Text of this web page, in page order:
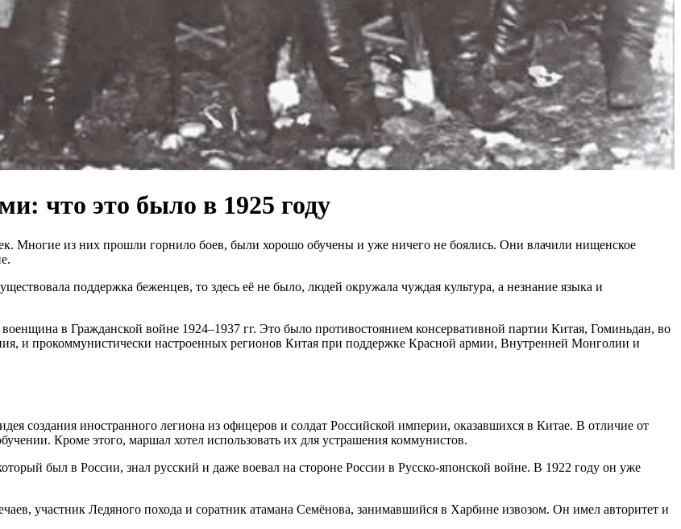
что это было в 1925 году
Многие из них прошли горнило боев, были хорошо обучены и уже ничего не боялись. Они влачили нищенское
поддержка беженцев, то здесь её не было, людей окружала чуждая культура, а незнание языка и
в Гражданской войне 1924–1937 гг. Это было противостоянием консервативной партии Китая, Гоминьдан, во
и прокоммунистически настроенных регионов Китая при поддержке Красной армии, Внутренней Монголии и
создания иностранного легиона из офицеров и солдат Российской империи, оказавшихся в Китае. В отличие от
Кроме этого, маршал хотел использовать их для устрашения коммунистов.
был в России, знал русский и даже воевал на стороне России в Русско-японской войне. В 1922 году он уже
участник Ледяного похода и соратник атамана Семёнова, занимавшийся в Харбине извозом. Он имел авторитет и